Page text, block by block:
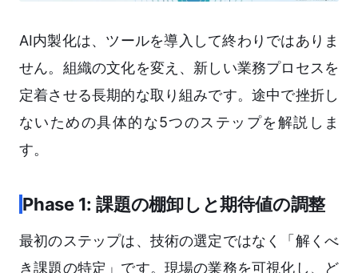
AI内製化は、ツールを導入して終わりではありま
せん。組織の文化を変え、新しい業務プロセスを
定着させる長期的な取り組みです。途中で挫折し
ないための具体的な5つのステップを解説しま
す。
Phase 1: 課題の棚卸しと期待値の調整
最初のステップは、技術の選定ではなく「解くべ
き課題の特定」です。現場の業務を可視化し、ど